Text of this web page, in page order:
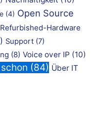
(4) Open Source
Refurbished-Hardware
Support (7)
(8) Voice over IP (10)
(84) Über IT